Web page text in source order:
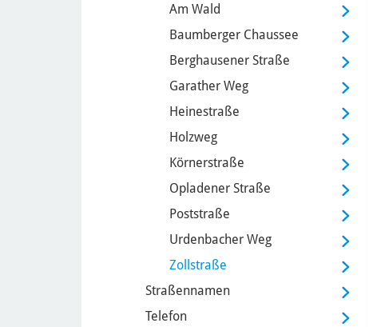
Am Wald
Baumberger Chaussee
Berghausener Straße
Garather Weg
Heinestraße
Holzweg
Körnerstraße
Opladener Straße
Poststraße
Urdenbacher Weg
Zollstraße
Straßennamen
Telefon